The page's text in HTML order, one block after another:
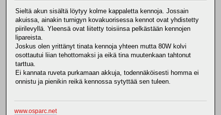
Sieltä akun sisältä löytyy kolme kappaletta kennoja. Jossain
akuissa, ainakin turnigyn kovakuorisessa kennot ovat yhdistetty
piirilevyllä. Yleensä ovat liitetty toisiinsa pelkästään kennojen
lipareista.
Joskus olen yrittänyt tinata kennoja yhteen mutta 80W kolvi
osottautui liian tehottomaksi ja eikä tina muutenkaan tahtonut
tarttua.
Ei kannata ruveta purkamaan akkuja, todennäköisesti homma ei
onnistu ja pienikin reikä kennossa sytyttää sen tuleen.
www.osparc.net